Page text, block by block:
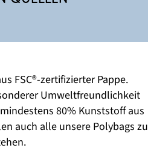
FSC®-zertifizierter Pappe.
Umweltfreundlichkeit
80% Kunststoff aus
auch alle unsere Polybags zu